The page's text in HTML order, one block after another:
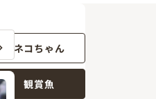
ネコちゃん
観賞魚